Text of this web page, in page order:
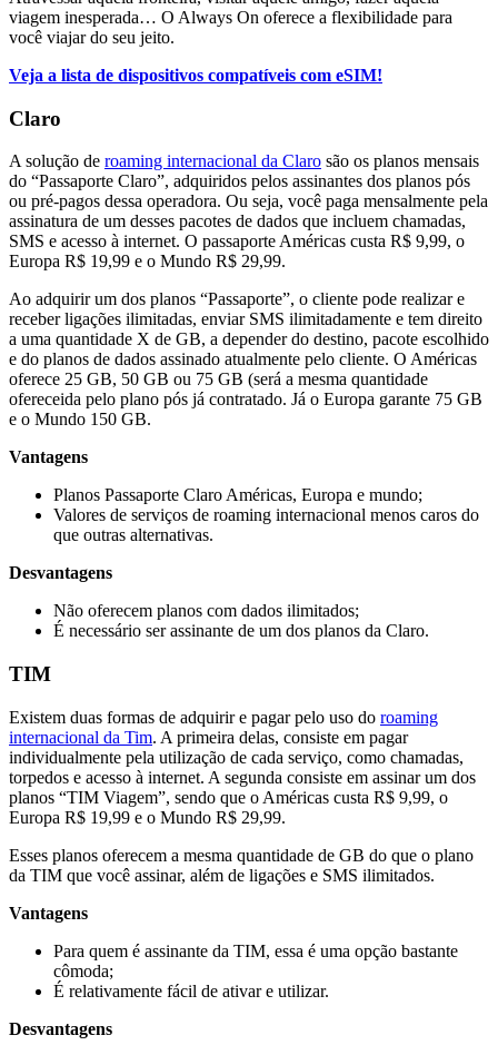
viagem inesperada… O Always On oferece a flexibilidade para
você viajar do seu jeito.
Veja a lista de dispositivos compatíveis com eSIM!
Claro
A solução de roaming internacional da Claro são os planos mensais
do “Passaporte Claro”, adquiridos pelos assinantes dos planos pós
ou pré-pagos dessa operadora. Ou seja, você paga mensalmente pela
assinatura de um desses pacotes de dados que incluem chamadas,
SMS e acesso à internet. O passaporte Américas custa R$ 9,99, o
Europa R$ 19,99 e o Mundo R$ 29,99.
Ao adquirir um dos planos “Passaporte”, o cliente pode realizar e
receber ligações ilimitadas, enviar SMS ilimitadamente e tem direito
a uma quantidade X de GB, a depender do destino, pacote escolhido
e do planos de dados assinado atualmente pelo cliente. O Américas
oferece 25 GB, 50 GB ou 75 GB (será a mesma quantidade
ofereceida pelo plano pós já contratado. Já o Europa garante 75 GB
e o Mundo 150 GB.
Vantagens
Planos Passaporte Claro Américas, Europa e mundo;
Valores de serviços de roaming internacional menos caros do
que outras alternativas.
Desvantagens
Não oferecem planos com dados ilimitados;
É necessário ser assinante de um dos planos da Claro.
TIM
Existem duas formas de adquirir e pagar pelo uso do roaming
internacional da Tim. A primeira delas, consiste em pagar
individualmente pela utilização de cada serviço, como chamadas,
torpedos e acesso à internet. A segunda consiste em assinar um dos
planos “TIM Viagem”, sendo que o Américas custa R$ 9,99, o
Europa R$ 19,99 e o Mundo R$ 29,99.
Esses planos oferecem a mesma quantidade de GB do que o plano
da TIM que você assinar, além de ligações e SMS ilimitados.
Vantagens
Para quem é assinante da TIM, essa é uma opção bastante
cômoda;
É relativamente fácil de ativar e utilizar.
Desvantagens